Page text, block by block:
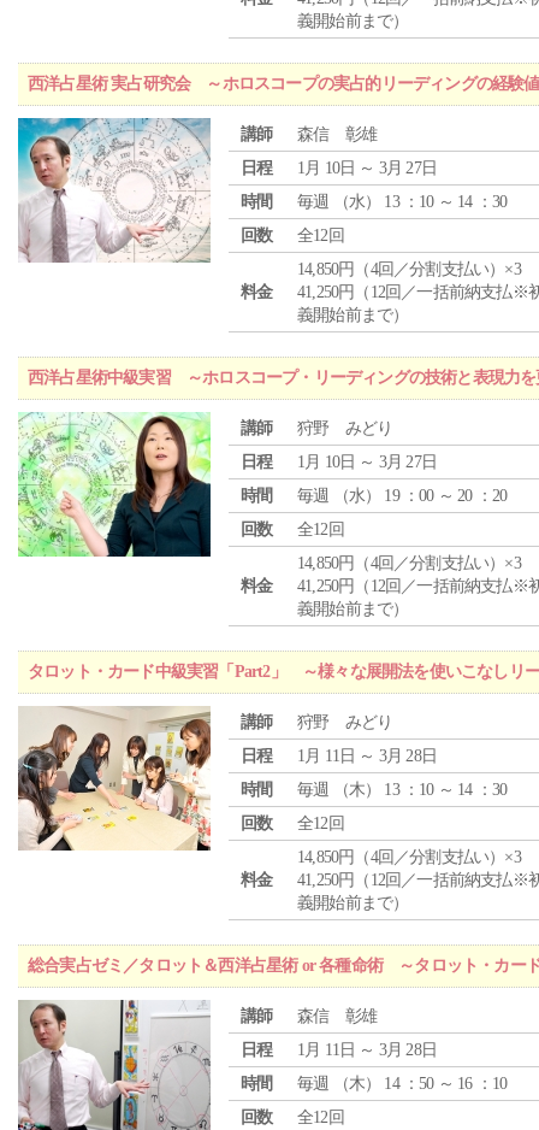
義開始前まで）
西洋占星術 実占研究会 ～ホロスコープの実占的リーディングの経験
講師
森信 彰雄
日程
1月 10日 ～ 3月 27日
時間
毎週 （水） 13 ：10 ～ 14 ：30
回数
全12回
料金
14,850円（4回／分割支払い）×3
41,250円（12回／一括前納支払※
義開始前まで）
西洋占星術中級実習 ～ホロスコープ・リーディングの技術と表現力
講師
狩野 みどり
日程
1月 10日 ～ 3月 27日
時間
毎週 （水） 19 ：00 ～ 20 ：20
回数
全12回
料金
14,850円（4回／分割支払い）×3
41,250円（12回／一括前納支払※
義開始前まで）
タロット・カード中級実習「Part2」 ～様々な展開法を使いこなしリ
講師
狩野 みどり
日程
1月 11日 ～ 3月 28日
時間
毎週 （木） 13 ：10 ～ 14 ：30
回数
全12回
料金
14,850円（4回／分割支払い）×3
41,250円（12回／一括前納支払※
義開始前まで）
総合実占ゼミ／タロット＆西洋占星術 or 各種命術 ～タロット・カー
講師
森信 彰雄
日程
1月 11日 ～ 3月 28日
時間
毎週 （木） 14 ：50 ～ 16 ：10
回数
全12回